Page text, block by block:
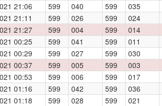
21:06 599 040 599 035
21:11 599 026 599 024
21:27 599 004 599 014
00:25 599 041 599 011
00:29 599 027 599 030
00:37 599 005 599 003
00:53 599 006 599 017
01:16 599 042 599 036
01:18 599 028 599 021